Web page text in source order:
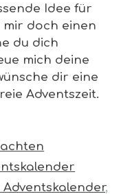
Idee für
mir doch einen
du dich
mich deine
dir eine
Adventszeit.
,